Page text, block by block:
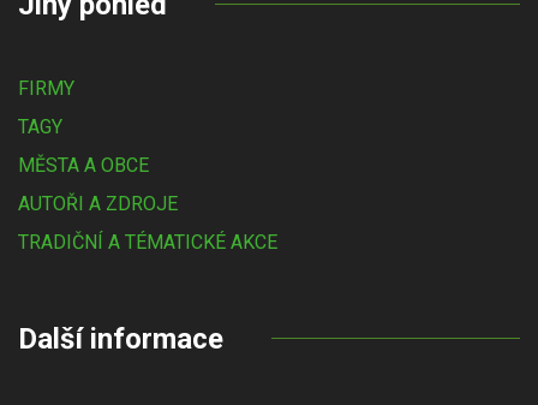
FIRMY
TAGY
MĚSTA A OBCE
AUTOŘI A ZDROJE
TRADIČNÍ A TÉMATICKÉ AKCE
Další informace